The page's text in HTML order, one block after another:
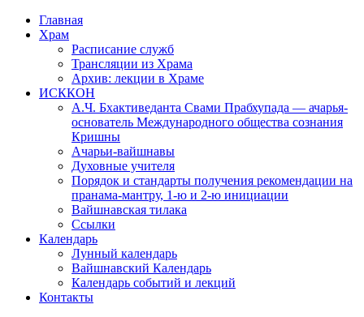
Перейти
содержимому
Главная
Храм
Расписание служб
Трансляции из Храма
Архив: лекции в Храме
ИСККОН
А.Ч. Бхактиведанта Свами Прабхупада — ачарья-
основатель Международного общества сознания
Кришны
Ачарьи-вайшнавы
Духовные учителя
Порядок и стандарты получения рекомендации на
пранама-мантру, 1-ю и 2-ю инициации
Вайшнавская тилака
Ссылки
Календарь
Лунный календарь
Вайшнавский Календарь
Календарь событий и лекций
Контакты